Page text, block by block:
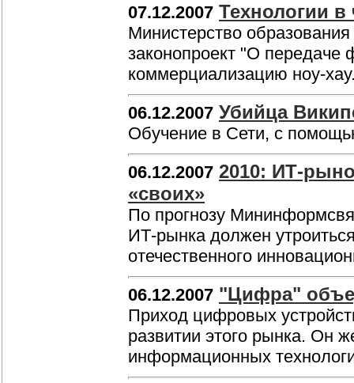
07.12.2007 Технологии в
Министерство
законопроект "О передаче
коммерциализацию ноу-
06.12.2007 Убийца
Обучение в Сети, с
06.12.2007 2010: ИТ-
«своих»
По прогнозу
ИТ-рынка должен
отечественного
06.12.2007 "Цифра"
Приход цифровых
развитии этого рынка. Он
информационных